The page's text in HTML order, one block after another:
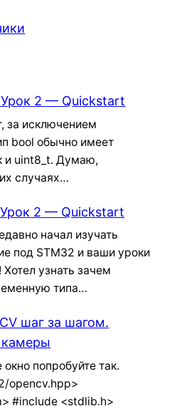
Урок 2 — Quickstart
за исключением
bool обычно имеет
и uint8_t. Думаю,
случаях…
2 — Quickstart
начал изучать
под STM32 и ваши уроки
узнать зачем
типа…
шаг за шагом.
камеры
попробуйте так.
opencv.hpp>
#include <stdlib.h>